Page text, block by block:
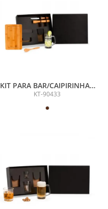
KIT PARA BAR/CAIPIRINHA -
5 PÇS
KT-90433